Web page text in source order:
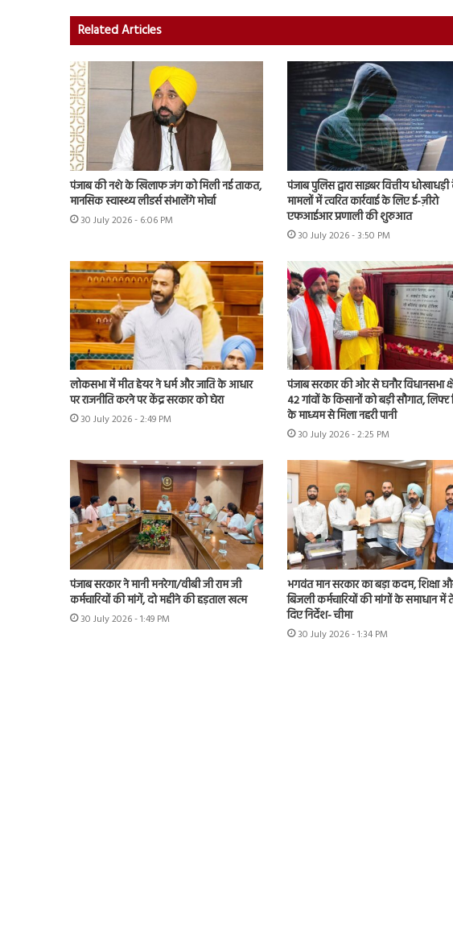
Related Articles
पंजाब की नशे के खिलाफ जंग को मिली नई ताकत,
मानसिक स्वास्थ्य लीडर्स संभालेंगे मोर्चा
30 July 2026 - 6:06 PM
पंजाब पुलिस द्वारा साइबर वित्तीय
मामलों में त्वरित कार्रवाई के लिए ई-ज़ीरो
एफआईआर प्रणाली की शुरुआत
30 July 2026 - 3:50 PM
लोकसभा में मीत हेयर ने धर्म और जाति के आधार
पर राजनीति करने पर केंद्र सरकार को घेरा
30 July 2026 - 2:49 PM
पंजाब सरकार की ओर से घनौर विधानसभा
42 गांवों के किसानों को बड़ी सौगात, लिफ्ट
के माध्यम से मिला नहरी पानी
30 July 2026 - 2:25 PM
पंजाब सरकार ने मानी मनरेगा/वीबी जी राम जी
कर्मचारियों की मांगें, दो महीने की हड़ताल खत्म
30 July 2026 - 1:49 PM
भगवंत मान सरकार का बड़ा कदम, शिक्षा
बिजली कर्मचारियों की मांगों के समाधान
दिए निर्देश- चीमा
30 July 2026 - 1:34 PM